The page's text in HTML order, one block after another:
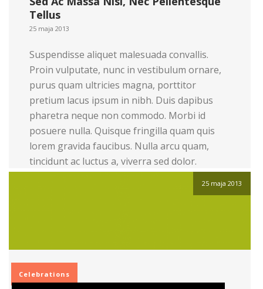
Tellus
25 maja 2013
Suspendisse aliquet malesuada convallis.
Proin vulputate, nunc in vestibulum ornare,
purus quam ultricies magna, porttitor
pretium lacus ipsum in nibh. Duis dapibus
pharetra neque non commodo. Morbi id
posuere nulla. Quisque fringilla quam quis
lorem gravida faucibus. Nulla arcu quam,
tincidunt ac luctus a, viverra sed dolor.
Pellentesque et pulvinar enim. Quisque at
25 maja 2013
Celebrations